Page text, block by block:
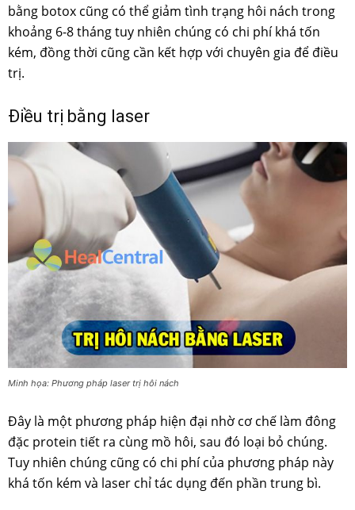
bằng botox cũng có thể giảm tình trạng hôi nách trong
khoảng 6-8 tháng tuy nhiên chúng có chi phí khá tốn
kém, đồng thời cũng cần kết hợp với chuyên gia để điều
trị.
Điều trị bằng laser
Minh họa: Phương pháp laser trị hôi nách
Đây là một phương pháp hiện đại nhờ cơ chế làm đông
đặc protein tiết ra cùng mồ hôi, sau đó loại bỏ chúng.
Tuy nhiên chúng cũng có chi phí của phương pháp này
khá tốn kém và laser chỉ tác dụng đến phần trung bì.